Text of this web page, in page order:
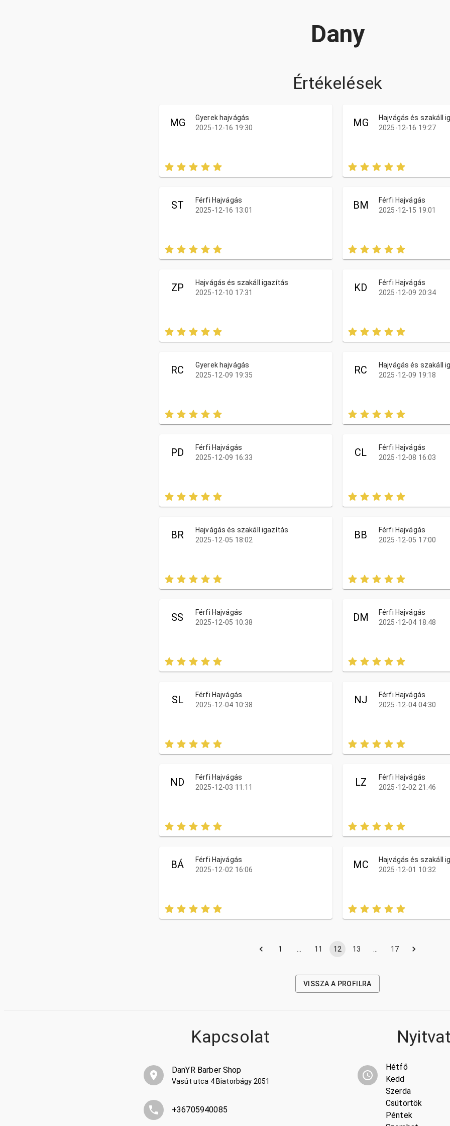
Dany
Értékelések
MG
Gyerek hajvágás
2025-12-16 19:30
MG
Hajvágás és szakáll
2025-12-16 19:27
ST
Férfi Hajvágás
2025-12-16 13:01
BM
Férfi Hajvágás
2025-12-15 19:01
ZP
Hajvágás és szakáll igazítás
2025-12-10 17:31
KD
Férfi Hajvágás
2025-12-09 20:34
RC
Gyerek hajvágás
2025-12-09 19:35
RC
Hajvágás és szakáll
2025-12-09 19:18
PD
Férfi Hajvágás
2025-12-09 16:33
CL
Férfi Hajvágás
2025-12-08 16:03
BR
Hajvágás és szakáll igazítás
2025-12-05 18:02
BB
Férfi Hajvágás
2025-12-05 17:00
SS
Férfi Hajvágás
2025-12-05 10:38
DM
Férfi Hajvágás
2025-12-04 18:48
SL
Férfi Hajvágás
2025-12-04 10:38
NJ
Férfi Hajvágás
2025-12-04 04:30
ND
Férfi Hajvágás
2025-12-03 11:11
LZ
Férfi Hajvágás
2025-12-02 21:46
BÁ
Férfi Hajvágás
2025-12-02 16:06
MC
Hajvágás és szakáll
2025-12-01 10:32
1 11 12 13 17
VISSZA A PROFILRA
Kapcsolat
DanYR Barber Shop
Vasút utca 4 Biatorbágy 2051
+36705940085
Hétfő
Kedd
Szerda
Csütörtök
Péntek